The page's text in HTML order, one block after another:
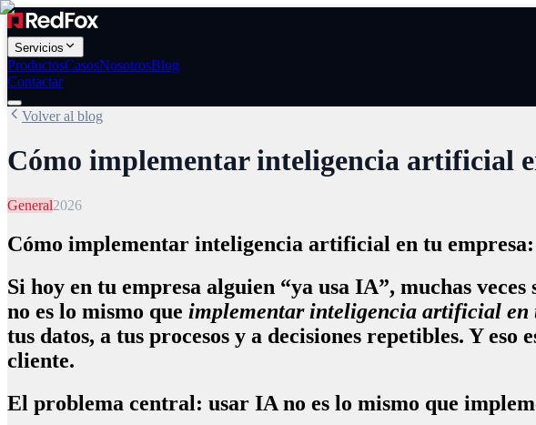
Servicios
ProductosCasosNosotrosBlog
Contactar
Volver al blog
Cómo implementar inteligencia artificial
General2026
Cómo implementar inteligencia artificial en tu
Si hoy en tu empresa alguien “ya usa IA”, muchas
no es lo mismo que implementar inteligencia artificial en
tus datos, a tus procesos y a decisiones repetibles. Y
cliente.
El problema central: usar IA no es lo mismo que